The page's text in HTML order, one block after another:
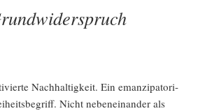
Nach­hal­tig­keit. Ein eman­zi­pa­to­ri­
Nicht neben­ein­an­der als